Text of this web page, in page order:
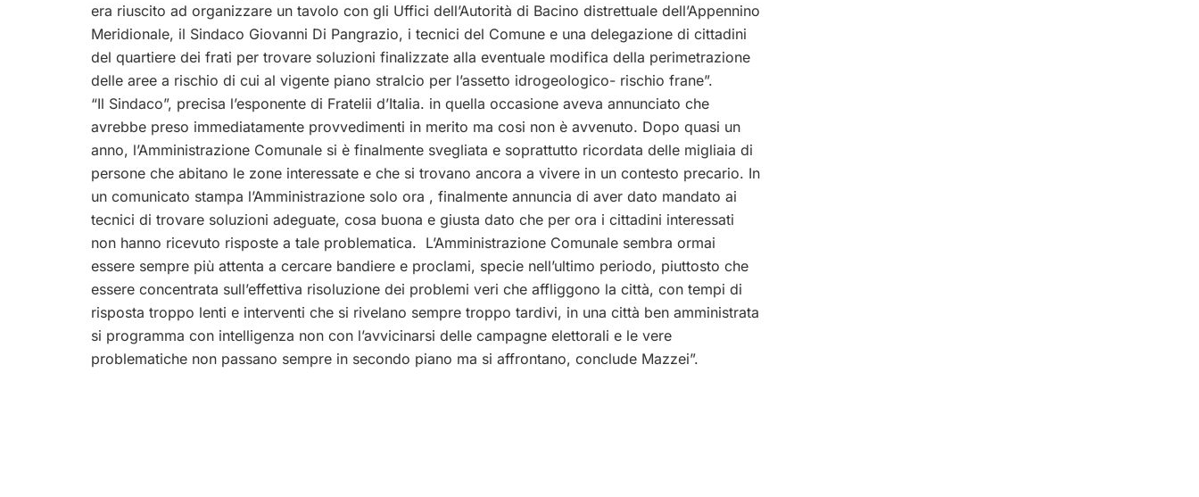
era riuscito ad organizzare un tavolo con gli Uffici dell’Autorità di Bacino distrettuale dell’Appennino
Meridionale, il Sindaco Giovanni Di Pangrazio, i tecnici del Comune e una delegazione di cittadini
del quartiere dei frati per trovare soluzioni finalizzate alla eventuale modifica della perimetrazione
delle aree a rischio di cui al vigente piano stralcio per l’assetto idrogeologico- rischio frane”.
“Il Sindaco”, precisa l’esponente di Fratelii d’Italia. in quella occasione aveva annunciato che
avrebbe preso immediatamente provvedimenti in merito ma cosi non è avvenuto. Dopo quasi un
anno, l’Amministrazione Comunale si è finalmente svegliata e soprattutto ricordata delle migliaia di
persone che abitano le zone interessate e che si trovano ancora a vivere in un contesto precario. In
un comunicato stampa l’Amministrazione solo ora , finalmente annuncia di aver dato mandato ai
tecnici di trovare soluzioni adeguate, cosa buona e giusta dato che per ora i cittadini interessati
non hanno ricevuto risposte a tale problematica. L’Amministrazione Comunale sembra ormai
essere sempre più attenta a cercare bandiere e proclami, specie nell’ultimo periodo, piuttosto che
essere concentrata sull’effettiva risoluzione dei problemi veri che affliggono la città, con tempi di
risposta troppo lenti e interventi che si rivelano sempre troppo tardivi, in una città ben amministrata
si programma con intelligenza non con l’avvicinarsi delle campagne elettorali e le vere
problematiche non passano sempre in secondo piano ma si affrontano, conclude Mazzei”.